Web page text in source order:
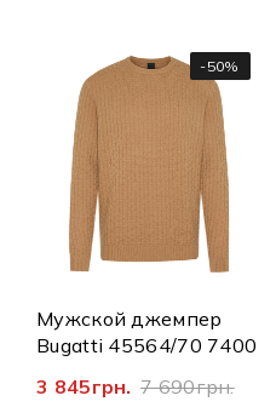
-50%
Мужской джемпер
Bugatti 45564/70 7400
3 845грн. 7 690грн.